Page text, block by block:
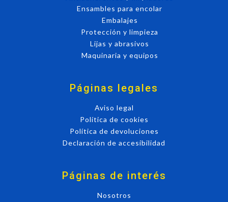
Ensambles para encolar
Embalajes
Protección y limpieza
Lijas y abrasivos
Maquinaria y equipos
Páginas legales
Aviso legal
Política de cookies
Política de devoluciones
Declaración de accesibilidad
Páginas de interés
Nosotros